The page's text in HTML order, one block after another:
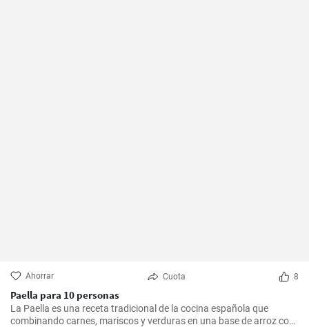
Ahorrar Cuota 8
Paella para 10 personas
La Paella es una receta tradicional de la cocina española que
combinando carnes, mariscos y verduras en una base de arroz con